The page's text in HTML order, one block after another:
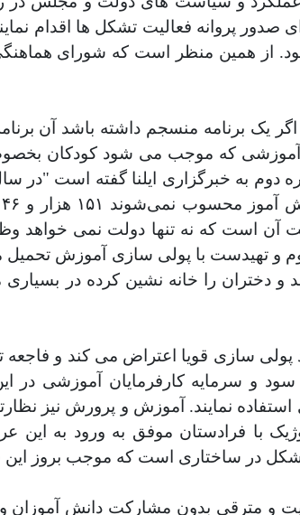
باید سریعا برای صدور پروانه فعالیت تشکل
نمود. از همین منظر است که شورای
یک برنامه منسجم داشته باشد آن
که موجب می شود کودکان بخصوص
به خبرگزاری ایلنا گفته است "در سال
آن است که نه تنها دولت نمی خواهد
و تهیدست با پولی سازی آموزش
و دختران را خانه نشین کرده در
پولی سازی قویا اعتراض می کند و
و سرمایه کارفرمایان آموزشی در
نمایند. آموزش و پرورش نیز
با فرادستان موفق به ورود به این
در ساختاری است که موجب بروز این
و مترقی بدون مشارکت دانش آموزان و